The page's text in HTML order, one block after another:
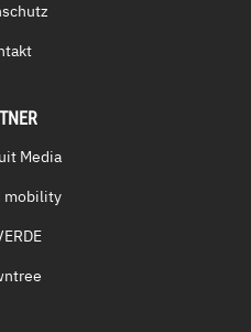
Media
mobility